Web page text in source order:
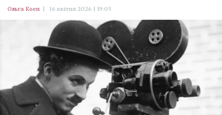
Ольга Коен 16 квітня 2026 | 19:05